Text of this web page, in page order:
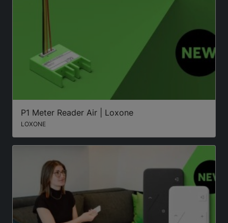
P1 Meter Reader Air | Loxone
LOXONE